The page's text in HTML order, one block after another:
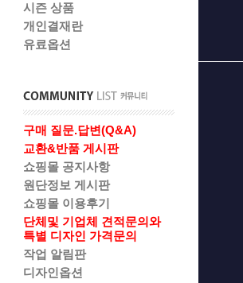
시즌 상품
개인결재란
유료옵션
구매 질문.답변(Q&A)
교환&반품 게시판
쇼핑몰 공지사항
원단정보 게시판
쇼핑몰 이용후기
단체및 기업체 견적문의와
특별 디자인 가격문의
작업 알림판
디자인옵션